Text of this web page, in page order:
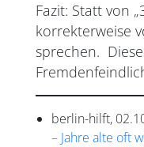
Fazit: Statt von
korrekterweise
sprechen.
berlin-hilft,
– Jahre alte oft